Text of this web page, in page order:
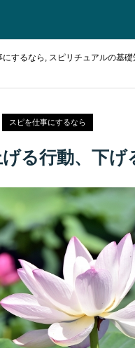
にするなら, スピリチュアルの基礎
スピを仕事にするなら
る行動、下げ